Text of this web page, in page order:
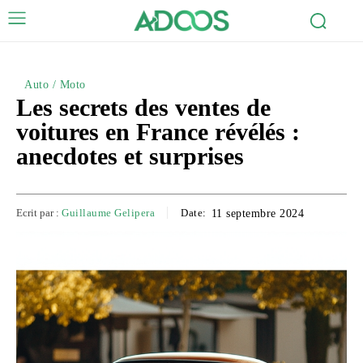
Auto / Moto
Les secrets des ventes de
voitures en France révélés :
anecdotes et surprises
Ecrit par : Guillaume Gelipera Date: 11 septembre 2024